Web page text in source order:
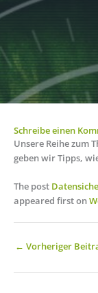
Schreibe einen
Unsere Reihe zum
geben wir Tipps,
The post
appeared first on
← Vorheriger